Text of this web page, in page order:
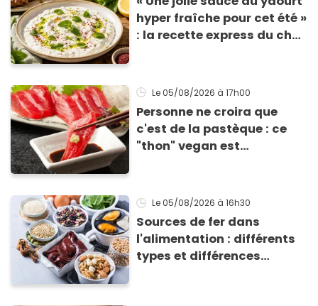
hyper fraîche pour cet été »
: la recette express du chef
grillades
Le 05/08/2026 à 17h00
Personne ne croira que
c'est de la pastèque : ce
"thon" vegan est
Le 05/08/2026 à 16h30
Sources de fer dans
l'alimentation : différents
types et différences